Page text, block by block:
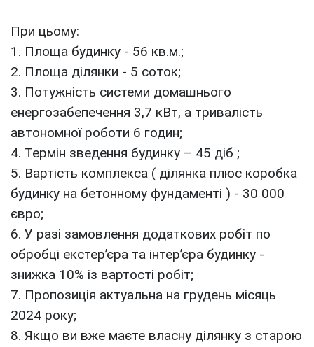
При цьому:
1. Площа будинку - 56 кв.м.;
2. Площа ділянки - 5 соток;
3. Потужність системи домашнього
енергозабепечення 3,7 кВт, а тривалість
автономної роботи 6 годин;
4. Термін зведення будинку – 45 діб ;
5. Вартість комплекса ( ділянка плюс коробка
будинку на бетонному фундаменті ) - 30 000
євро;
6. У разі замовлення додаткових робіт по
обробці екстер’єра та інтер’єра будинку -
знижка 10% із вартості робіт;
7. Пропозиція актуальна на грудень місяць
2024 року;
8. Якщо ви вже маєте власну ділянку з старою